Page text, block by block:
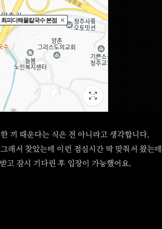
끼 때운다는 식은 전 아니라고 생각합니다.
래서 찾았는데 이런 점심시간 딱 맞춰서 왔는데
고 잠시 기다린 후 입장이 가능했어요.